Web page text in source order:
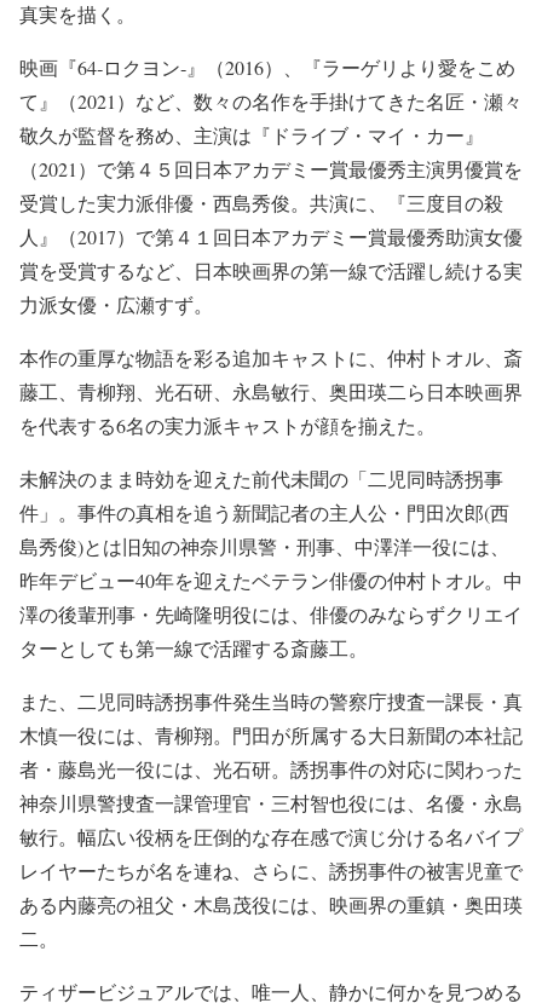
真実を描く。
映画『64‐ロクヨン‐』（2016）、『ラーゲリより愛をこめ
て』（2021）など、数々の名作を手掛けてきた名匠・瀬々
敬久が監督を務め、主演は『ドライブ・マイ・カー』
（2021）で第４５回日本アカデミー賞最優秀主演男優賞を
受賞した実力派俳優・西島秀俊。共演に、『三度目の殺
人』（2017）で第４１回日本アカデミー賞最優秀助演女優
賞を受賞するなど、日本映画界の第一線で活躍し続ける実
力派女優・広瀬すず。
本作の重厚な物語を彩る追加キャストに、仲村トオル、斎
藤工、青柳翔、光石研、永島敏行、奥田瑛二ら日本映画界
を代表する6名の実力派キャストが顔を揃えた。
未解決のまま時効を迎えた前代未聞の「二児同時誘拐事
件」。事件の真相を追う新聞記者の主人公・門田次郎(西
島秀俊)とは旧知の神奈川県警・刑事、中澤洋一役には、
昨年デビュー40年を迎えたベテラン俳優の仲村トオル。中
澤の後輩刑事・先崎隆明役には、俳優のみならずクリエイ
ターとしても第一線で活躍する斎藤工。
また、二児同時誘拐事件発生当時の警察庁捜査一課長・真
木慎一役には、青柳翔。門田が所属する大日新聞の本社記
者・藤島光一役には、光石研。誘拐事件の対応に関わった
神奈川県警捜査一課管理官・三村智也役には、名優・永島
敏行。幅広い役柄を圧倒的な存在感で演じ分ける名バイプ
レイヤーたちが名を連ね、さらに、誘拐事件の被害児童で
ある内藤亮の祖父・木島茂役には、映画界の重鎮・奥田瑛
二。
ティザービジュアルでは、唯一人、静かに何かを見つめる